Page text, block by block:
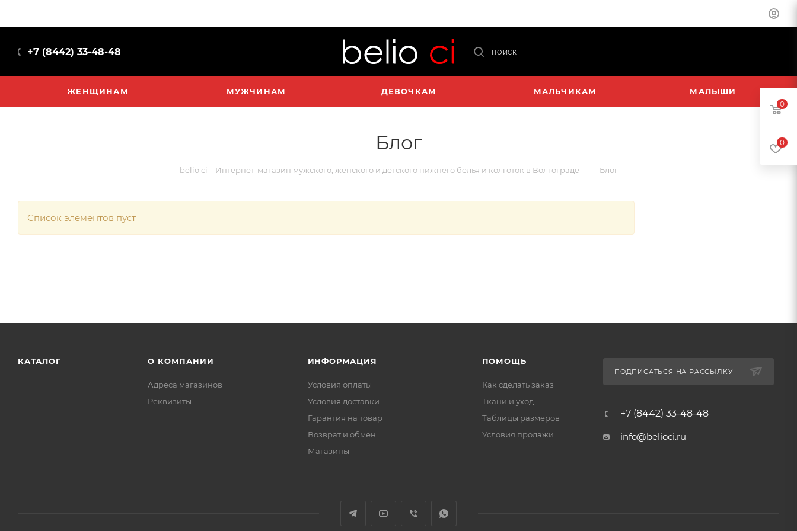
+7 (8442) 33-48-48 ПОИСК
ЖЕНЩИНАМ МУЖЧИНАМ ДЕВОЧКАМ МАЛЬЧИКАМ МАЛЫШИ
Блог
belio ci – Интернет-магазин мужского, женского и детского нижнего белья и колготок в Волгограде — Блог
Список элементов пуст
КАТАЛОГ О КОМПАНИИ
Адреса магазинов
Реквизиты
ИНФОРМАЦИЯ
Условия оплаты
Условия доставки
Гарантия на товар
Возврат и обмен
Магазины
ПОМОЩЬ
Как сделать заказ
Ткани и уход
Таблицы размеров
Условия продажи
ПОДПИСАТЬСЯ НА РАССЫЛКУ
+7 (8442) 33-48-48
info@belioci.ru
0
0